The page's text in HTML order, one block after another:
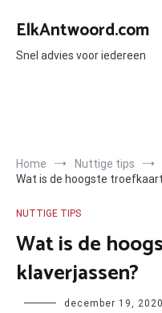
naar
inhoud
ElkAntwoord.com
Snel advies voor iedereen
Home
Nuttige tips
Wat is de hoogste
NUTTIGE TIPS
Wat is de
klaverjassen?
Author december 19, 2020